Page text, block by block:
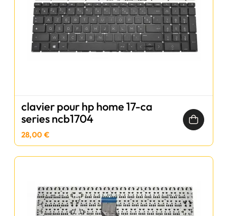
clavier pour hp home 17-ca
series ncb1704
28,00 €